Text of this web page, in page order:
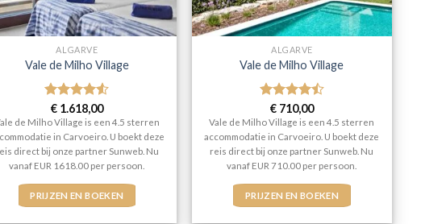
ALGARVE
Vale de Milho Village
Gewaardeerd
4.5uit 5
€1.618,00
de Milho Village is een 4.5 sterren
in Carvoeiro. U boekt deze
direct bij onze partner Sunweb. Nu
vanaf EUR 1618.00 per persoon.
PRIJZEN EN BOEKEN
ALGARVE
Vale de Milho Village
Gewaardeerd
4.5uit 5
€710,00
Vale de Milho Village is een 4.5 sterren
accommodatie in Carvoeiro. U boekt deze
reis direct bij onze partner Sunweb. Nu
vanaf EUR 710.00 per persoon.
PRIJZEN EN BOEKEN